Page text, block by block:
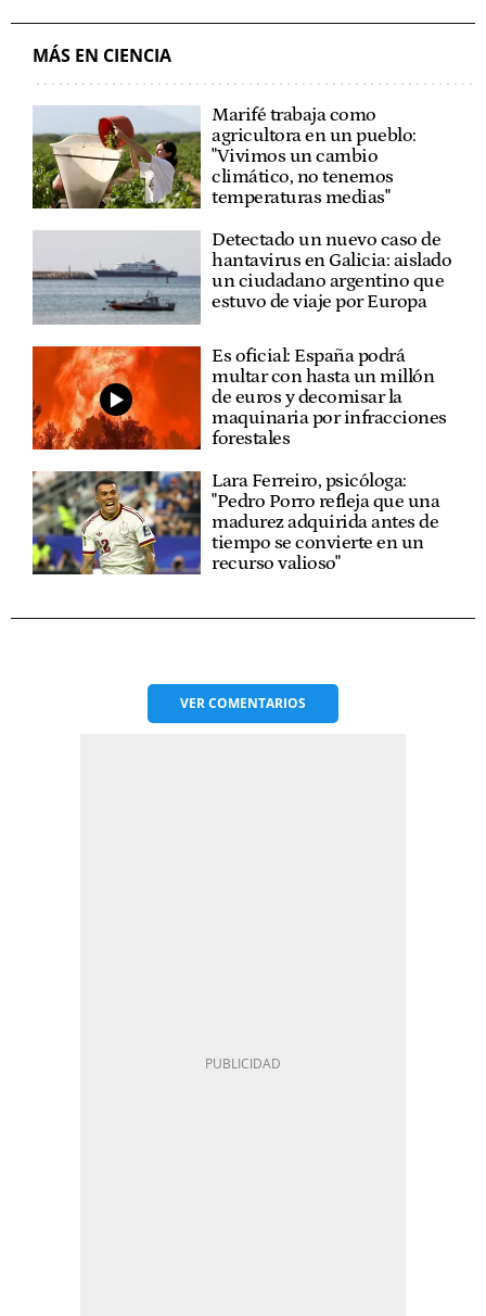
MÁS EN CIENCIA
Marifé trabaja como
agricultora en un pueblo:
"Vivimos un cambio
climático, no tenemos
temperaturas medias"
Detectado un nuevo caso de
hantavirus en Galicia: aislado
un ciudadano argentino que
estuvo de viaje por Europa
Es oficial: España podrá
multar con hasta un millón
de euros y decomisar la
maquinaria por infracciones
forestales
Lara Ferreiro, psicóloga:
"Pedro Porro refleja que una
madurez adquirida antes de
tiempo se convierte en un
recurso valioso"
VERCOMENTARIOS